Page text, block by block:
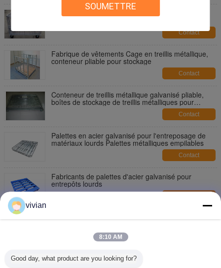
SOUMETTRE
Container en fil d' acier pliable, contenant en fil d'
Contact
Fabrique de vêtements Cage en treillis métallique,
conteneur pliable pour stockage
Contact
Conteneur de treillis métallique galvanisé pliable,
boîtes de stockage de treillis métalliques pour
Contact
Palettes en acier galvanisé pour l'entreposage de
matériaux lourds Palettes métalliques empilables
Contact
Fabricants de palettes d'acier galvanisé pour
entrepôts lourds
Palette d'acier pour entrepôt de grande capacité,
Métal d' entrepôt Euro-palette, Palettes d' acier
vivian
8:10 AM
Good day, what product are you looking for?